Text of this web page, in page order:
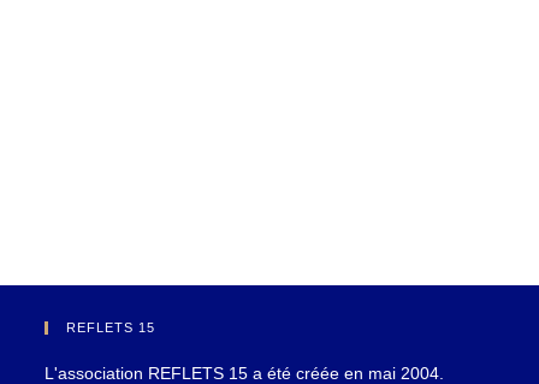
REFLETS 15
L'association REFLETS 15 a été créée en mai 2004.